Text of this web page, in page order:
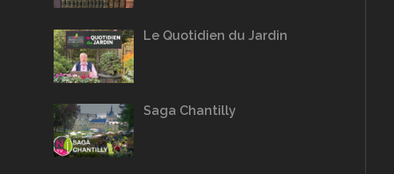
Le Quotidien du Jardin
Saga Chantilly